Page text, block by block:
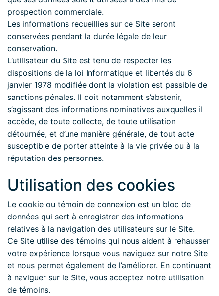
prospection commerciale.
Les informations recueillies sur ce Site seront
conservées pendant la durée légale de leur
conservation.
L’utilisateur du Site est tenu de respecter les
dispositions de la loi Informatique et libertés du 6
janvier 1978 modifiée dont la violation est passible de
sanctions pénales. Il doit notamment s’abstenir,
s’agissant des informations nominatives auxquelles il
accède, de toute collecte, de toute utilisation
détournée, et d’une manière générale, de tout acte
susceptible de porter atteinte à la vie privée ou à la
réputation des personnes.
Utilisation des cookies
Le cookie ou témoin de connexion est un bloc de
données qui sert à enregistrer des informations
relatives à la navigation des utilisateurs sur le Site.
Ce Site utilise des témoins qui nous aident à rehausser
votre expérience lorsque vous naviguez sur notre Site
et nous permet également de l’améliorer. En continuant
à naviguer sur le Site, vous acceptez notre utilisation
de témoins.